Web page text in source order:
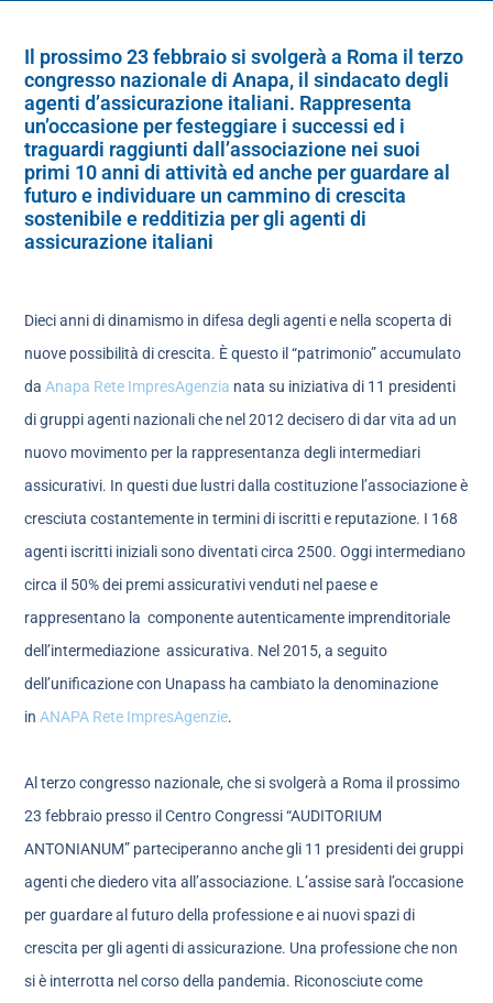
Il prossimo 23 febbraio si svolgerà a Roma il terzo
congresso nazionale di Anapa, il sindacato degli
agenti d’assicurazione italiani. Rappresenta
un’occasione per festeggiare i successi ed i
traguardi raggiunti dall’associazione nei suoi
primi 10 anni di attività ed anche per guardare al
futuro e individuare un cammino di crescita
sostenibile e redditizia per gli agenti di
assicurazione italiani
Dieci anni di dinamismo in difesa degli agenti e nella scoperta di
nuove possibilità di crescita. È questo il “patrimonio” accumulato
daAnapa Rete ImpresAgenzia nata su iniziativa di 11 presidenti
di gruppi agenti nazionali che nel 2012 decisero di dar vita ad un
nuovo movimento per la rappresentanza degli intermediari
assicurativi. In questi due lustri dalla costituzione l’associazione è
cresciuta costantemente in termini di iscritti e reputazione. I 168
agenti iscritti iniziali sono diventati circa 2500. Oggi intermediano
circa il 50% dei premi assicurativi venduti nel paese e
rappresentano la componente autenticamente imprenditoriale
dell’intermediazione assicurativa. Nel 2015, a seguito
dell’unificazione con Unapass ha cambiato la denominazione
inANAPA Rete ImpresAgenzie.
Al terzo congresso nazionale, che si svolgerà a Roma il prossimo
23 febbraio presso il Centro Congressi “AUDITORIUM
ANTONIANUM” parteciperanno anche gli 11 presidenti dei gruppi
agenti che diedero vita all’associazione. L’assise sarà l’occasione
per guardare al futuro della professione e ai nuovi spazi di
crescita per gli agenti di assicurazione. Una professione che non
si è interrotta nel corso della pandemia. Riconosciute come